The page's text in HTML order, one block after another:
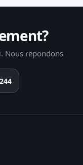
Nous repondons